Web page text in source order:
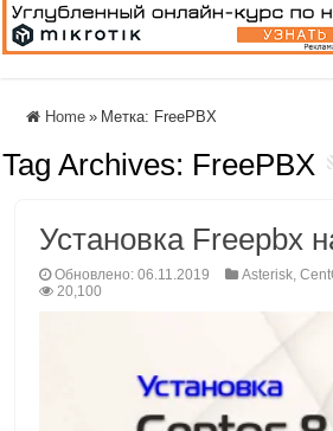
Home » Метка: FreePBX
Tag Archives: FreePBX
Установка Freepbx
Обновлено: 06.11.2019 Asterisk,
20,100